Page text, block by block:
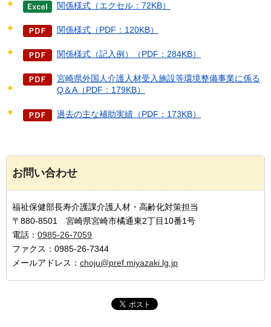
関係様式（エクセル：72KB）
関係様式（PDF：120KB）
関係様式（記入例）（PDF：284KB）
宮崎県外国人介護人材受入施設等環境整備事業に係る
Q＆A（PDF：179KB）
過去の主な補助実績（PDF：173KB）
お問い合わせ
福祉保健部長寿介護課介護人材・高齢化対策担当
〒880-8501 宮崎県宮崎市橘通東2丁目10番1号
電話： 0985-26-7059
ファクス：0985-26-7344
メールアドレス： choju@pref.miyazaki.lg.jp